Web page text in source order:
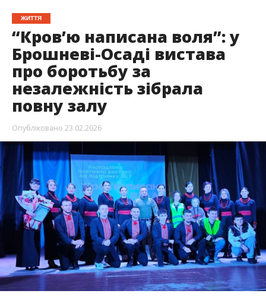
ЖИТТЯ
“Кров’ю написана воля”: у
Брошневі-Осаді вистава
про боротьбу за
незалежність зібрала
повну залу
Опубліковано 23.02.2026